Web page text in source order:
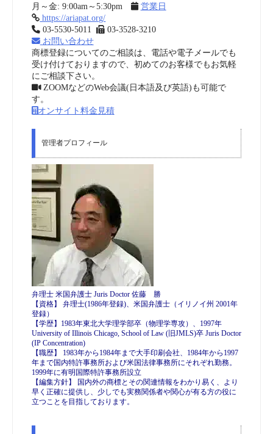
月～金: 9:00am～5:30pm
営業日
https://ariapat.org/
03-5530-5011
03-3528-3210
お問い合わせ
商標登録についてのご相談は、電話や電子メールでも
受け付けておりますので、初めてのお客様でもお気軽
にご相談下さい。
ZOOMなどのWeb会議(日本語及び英語)も可能で
す。
オンサイト料金見積
管理者プロフィール
弁理士 米国弁護士 Juris Doctor 佐藤 勝
【資格】 弁理士(1986年登録)、米国弁護士（イリノイ州 2001年
登録）
【学歴】1983年東北大学理学部卒（物理学専攻）、1997年
University of Illinois Chicago, School of Law (旧JMLS)卒 Juris Doctor
(IP Concentration)
【職歴】 1983年から1984年まで大手印刷会社、1984年から1997
年まで国内特許事務所および米国法律事務所にそれぞれ勤務。
1999年に有明国際特許事務所設立
【編集方針】 国内外の商標とその関連情報をわかり易く、より
早く正確に提供し、少しでも実務関係者や関心が有る方の役に
立つことを目指しております。